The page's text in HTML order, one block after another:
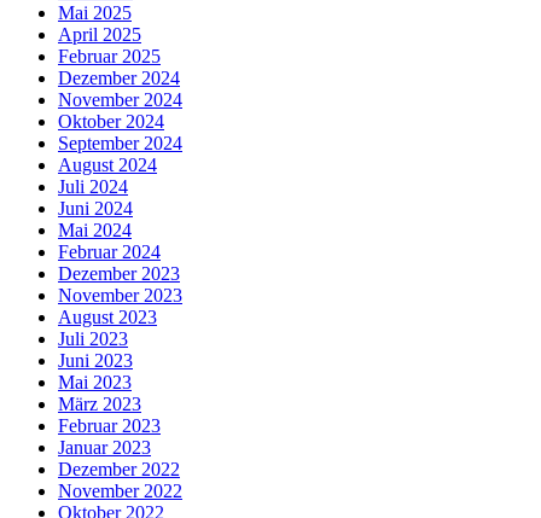
Mai 2025
April 2025
Februar 2025
Dezember 2024
November 2024
Oktober 2024
September 2024
August 2024
Juli 2024
Juni 2024
Mai 2024
Februar 2024
Dezember 2023
November 2023
August 2023
Juli 2023
Juni 2023
Mai 2023
März 2023
Februar 2023
Januar 2023
Dezember 2022
November 2022
Oktober 2022